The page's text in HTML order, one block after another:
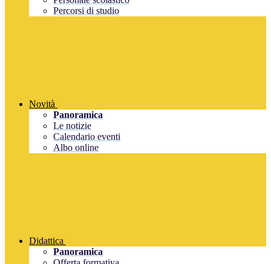
Percorsi di studio
Novità
Panoramica
Le notizie
Calendario eventi
Albo online
Didattica
Panoramica